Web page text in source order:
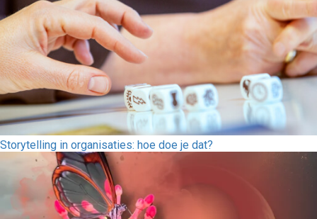
Storytelling in organisaties: hoe doe je dat?